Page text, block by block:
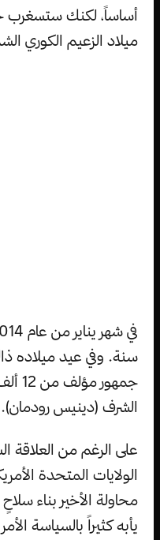
أساساً، لكنك ستسغرب
ميلاد الزعيم الكوري
سنة. وفي عيد ميلاده
الشرف (دينيس رودمان).
على الرغم من العلاقة
الولايات المتحدة
محاولة الأخير بناء
يأبه كثيراً بالسياسة